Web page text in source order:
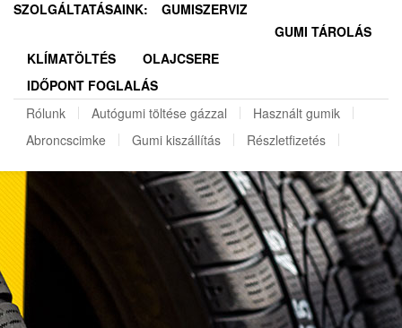
REGISZTRÁCIÓ
SZOLGÁLTATÁSAINK:
GUMISZERVIZ
GUMI TÁROLÁS
KLÍMATÖLTÉS
OLAJCSERE
IDŐPONT FOGLALÁS
Rólunk
Autógumi töltése gázzal
Használt gumik
Abroncscimke
Gumi kiszállítás Részletfizetés